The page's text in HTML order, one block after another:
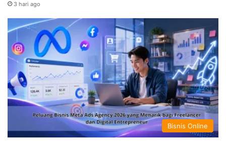
3 hari ago
Bisnis Online